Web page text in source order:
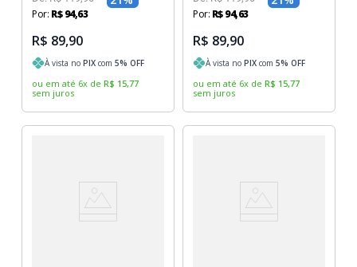
Por: R$ 94,63
R$ 89,90
À vista noPIX com5% OFF
ou em até 6x de R$ 15,77
sem juros
Por: R$94,63
R$ 89,90
À vista no PIX com 5% OFF
ou em até 6x de R$ 15,77
sem juros